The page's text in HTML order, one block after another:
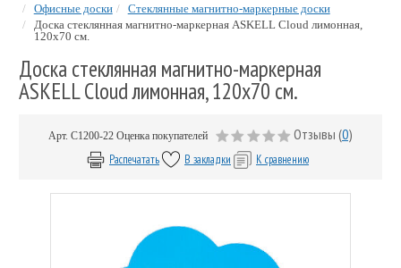
Офисные доски
Стеклянные магнитно-маркерные доски
Доска стеклянная магнитно-маркерная ASKELL Cloud лимонная,
120х70 см.
Доска стеклянная магнитно-маркерная
ASKELL Cloud лимонная, 120х70 см.
Арт. C1200-22 Оценка покупателей Отзывы (0)
Распечатать В закладки К сравнению